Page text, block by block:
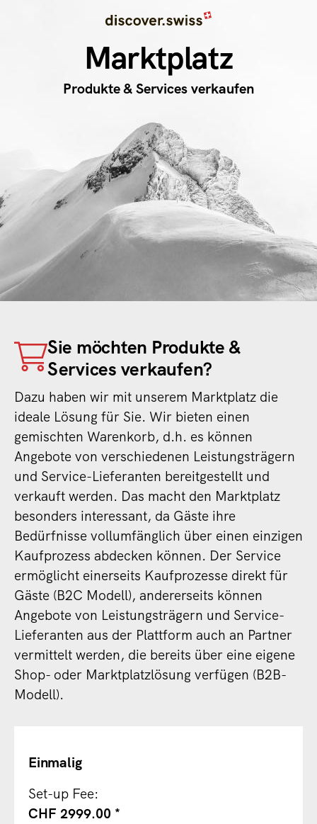
Marktplatz
Produkte & Services verkaufen
Sie möchten Produkte &
Services verkaufen?
Dazu haben wir mit unserem Marktplatz die
ideale Lösung für Sie. Wir bieten einen
gemischten Warenkorb, d.h. es können
Angebote von verschiedenen Leistungsträgern
und Service-Lieferanten bereitgestellt und
verkauft werden. Das macht den Marktplatz
besonders interessant, da Gäste ihre
Bedürfnisse vollumfänglich über einen einzigen
Kaufprozess abdecken können. Der Service
ermöglicht einerseits Kaufprozesse direkt für
Gäste (B2C Modell), andererseits können
Angebote von Leistungsträgern und Service-
Lieferanten aus der Plattform auch an Partner
vermittelt werden, die bereits über eine eigene
Shop- oder Marktplatzlösung verfügen (B2B-
Modell).
Einmalig
Set-up Fee:
CHF 2999.00 *